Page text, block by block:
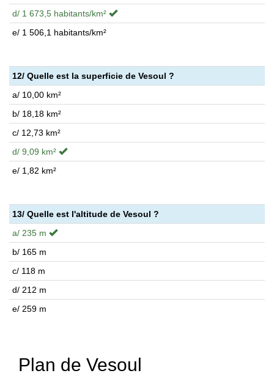
d/ 1 673,5 habitants/km²
e/ 1 506,1 habitants/km²
12/ Quelle est la superficie de Vesoul ?
a/ 10,00 km²
b/ 18,18 km²
c/ 12,73 km²
d/ 9,09 km²
e/ 1,82 km²
13/ Quelle est l'altitude de Vesoul ?
a/ 235 m
b/ 165 m
c/ 118 m
d/ 212 m
e/ 259 m
Plan de Vesoul